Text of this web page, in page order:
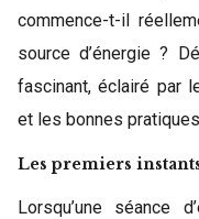
commence-t-il
source d’énergie ?
fascinant, éclairé par
et les bonnes
Les premiers
Lorsqu’une séance